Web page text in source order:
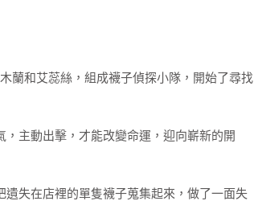
蘭和艾蕊絲，組成襪子偵探小隊，開始了尋找
主動出擊，才能改變命運，迎向嶄新的開
失在店裡的單隻襪子蒐集起來，做了一面失